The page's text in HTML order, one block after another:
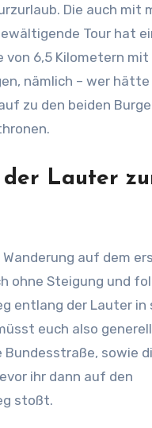
Die auch mit
Tour hat
von 6,5 Kilometern mit
nämlich – wer hätte
zu den beiden
Lauter
auf dem
ohne Steigung und
entlang der Lauter in
euch also
Bundesstraße, sowie
ihr dann auf den
stoßt.